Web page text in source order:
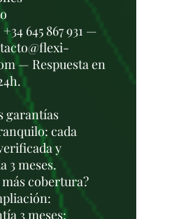
645 867 931 —
— Respuesta en
garantías
cada
y
3 meses.
cobertura?
3 meses: